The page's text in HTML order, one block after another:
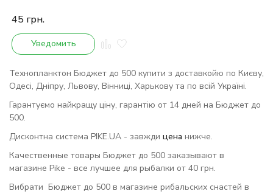
45 грн.
Уведомить
Технопланктон Бюджет до 500 купити з доставкойю по Києву,
Одесі, Дніпру, Львову, Вінниці, Харькову та по всій Україні.
Гарантуємо найкращу ціну, гарантію от 14 дней на Бюджет до
500.
Дисконтна система PIKE.UA - завжди цена нижче.
Качественные товары Бюджет до 500 заказывают в
магазине Pike - все лучшее для рыбалки от 40 грн.
Вибрати Бюджет до 500 в магазине рибальских снастей в